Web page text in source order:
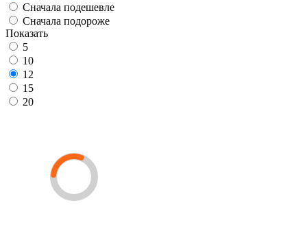
Сначала подешевле
Сначала подороже
Показать
5
10
12
15
20